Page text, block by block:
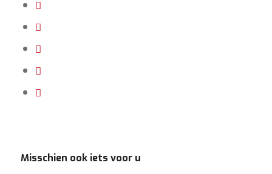
Misschien ook iets voor u